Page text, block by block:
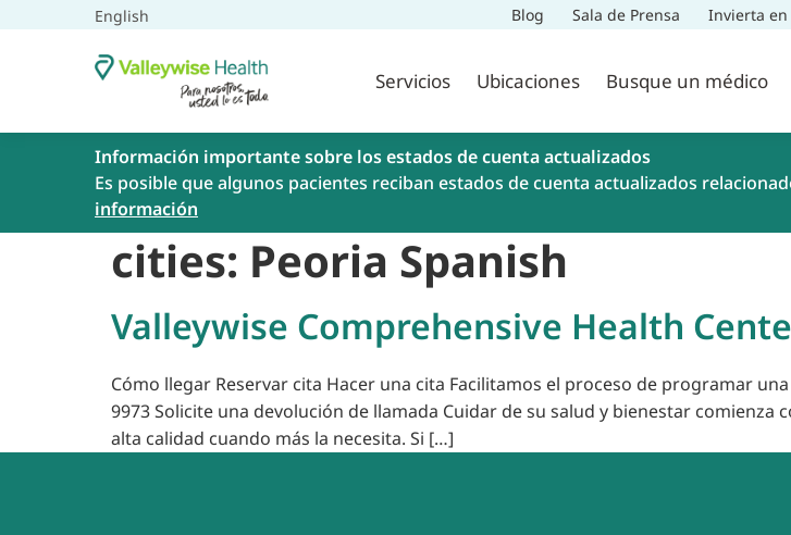
English Blog Sala de Prensa Invierta en
Servicios Ubicaciones Busque un médico
Información importante sobre los estados de cuenta actualizados
Es posible que algunos pacientes reciban estados de cuenta actualizados
información
cities: Peoria Spanish
Valleywise Comprehensive Health
Cómo llegar Reservar cita Hacer una cita Facilitamos el proceso de programar
9973 Solicite una devolución de llamada Cuidar de su salud y bienestar
alta calidad cuando más la necesita. Si […]